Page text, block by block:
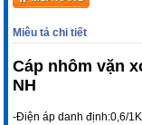
Miêu tả chi tiết
Cáp nhôm vặn
NH
-Điện áp danh định:0,6/